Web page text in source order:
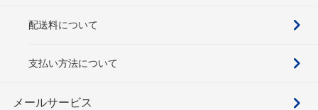
配送料について
支払い方法について
メールサービス